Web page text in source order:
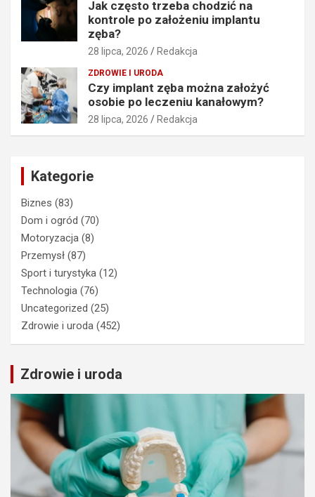
Jak często trzeba chodzić na
kontrole po założeniu implantu
zęba?
28 lipca, 2026 Redakcja
ZDROWIE I URODA
Czy implant zęba można założyć
osobie po leczeniu kanałowym?
28 lipca, 2026 Redakcja
Kategorie
Biznes (83)
Dom i ogród (70)
Motoryzacja (8)
Przemysł (87)
Sport i turystyka (12)
Technologia (76)
Uncategorized (25)
Zdrowie i uroda (452)
Zdrowie i uroda